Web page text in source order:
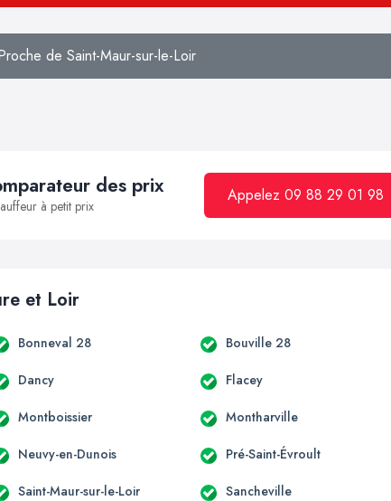
de Saint-Maur-sur-le-Loir
des prix
à petit prix
Appelez 09 88 29 01 98
et Loir
Bonneval 28 Bouville 28
Dancy Flacey
Montboissier Montharville
Neuvy-en-Dunois Pré-Saint-Évroult
Saint-Maur-sur-le-Loir Sancheville